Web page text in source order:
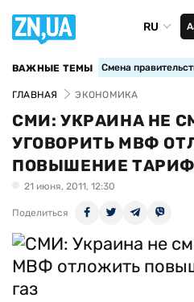
RU
ВАЖНЫЕ ТЕМЫ Смена
ГЛАВНАЯ ЭКОНОМИКА
СМИ: УКРАИНА НЕ
УГОВОРИТЬ МВФ
ПОВЫШЕНИЕ
21 июня, 2011, 12:30
Поделиться